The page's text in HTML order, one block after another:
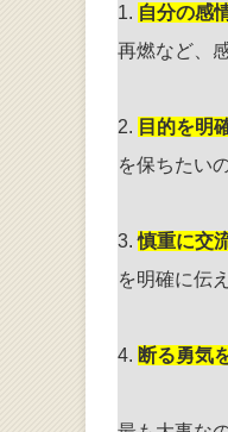
1. 自分の感
再燃など、
2. 目的を明
を保ちたい
3.慎重に交
を明確に伝
4. 断る勇気